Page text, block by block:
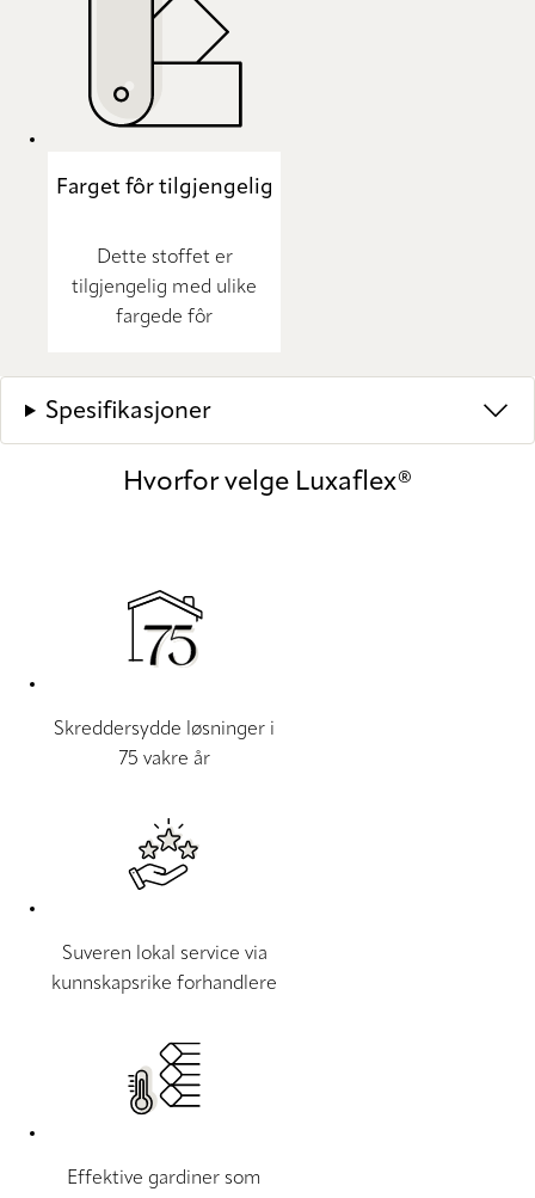
Farget fôr tilgjengelig
Dette stoffet er
tilgjengelig med ulike
fargede fôr
Spesifikasjoner
Hvorfor velge Luxaflex®
Skreddersydde løsninger i
75 vakre år
Suveren lokal service via
kunnskapsrike forhandlere
Effektive gardiner som